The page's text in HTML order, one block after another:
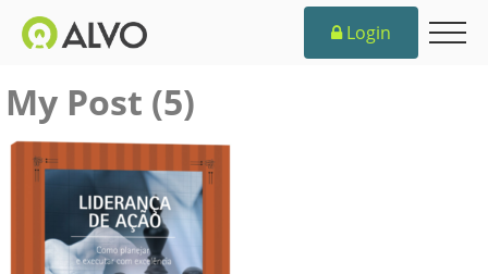
Login
My Post (5)